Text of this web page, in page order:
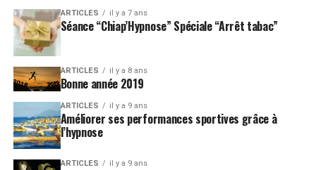
ARTICLES il y a 7 ans
Séance “Chiap’Hypnose” Spéciale “Arrêt tabac”
ARTICLES il y a 8 ans
Bonne année 2019
ARTICLES il y a 9 ans
Améliorer ses performances sportives grâce à
l’hypnose
ARTICLES il y a 9 ans